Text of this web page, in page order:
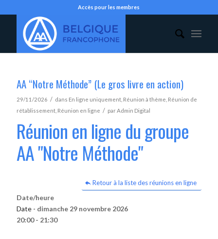
Accès pour les membres
AA “Notre Méthode” (Le gros livre en action)
29/11/2026 / dans En ligne uniquement, Réunion à thème Réunion de
rétablissement, Réunion en ligne / parAdmin Digital
Réunion en ligne du groupe
AA "Notre Méthode"
Retour à la liste des réunions en ligne
Date/heure
Date - dimanche 29 novembre 2026
20:00 - 21:30